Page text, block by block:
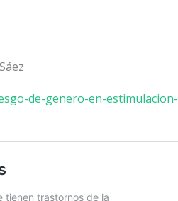
de-genero-en-estimulacion-